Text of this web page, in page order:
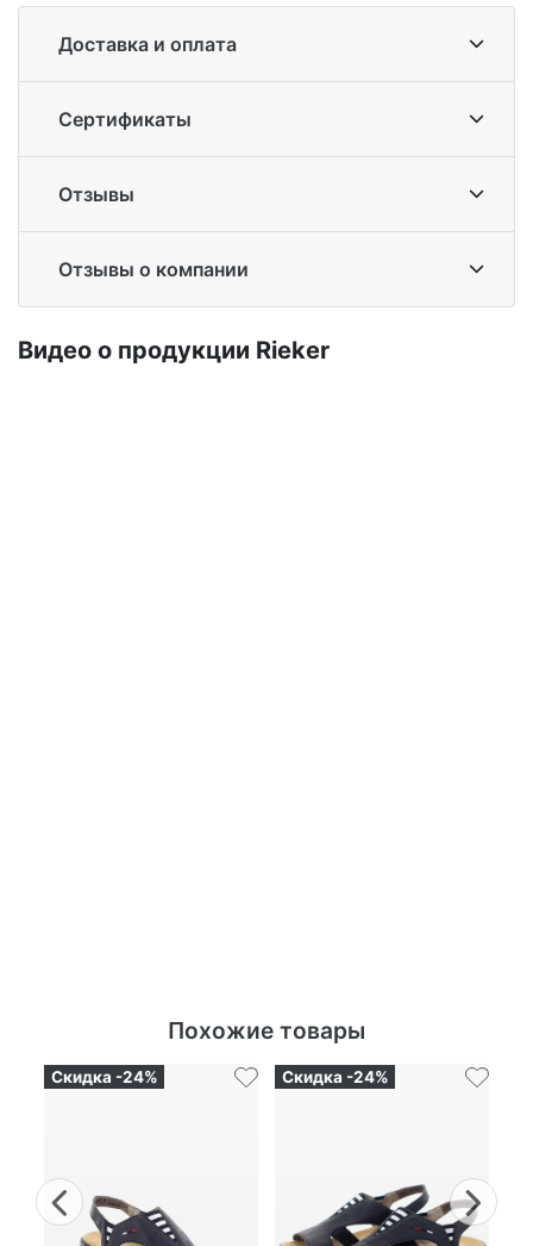
Доставка и оплата
Сертификаты
Отзывы
Отзывы о компании
Ви­део о про­дук­ции Ri­eker
Похожие товары
Previous
Скидка -24% Скидка -24%